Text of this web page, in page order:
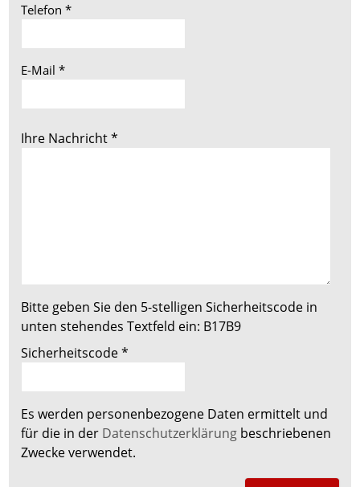
Telefon*
E-Mail*
Ihre Nachricht*
Bitte geben Sie den 5-stelligen Sicherheitscode in
unten stehendes Textfeld ein: B17B9
Sicherheitscode*
Es werden personenbezogene Daten ermittelt und
für die in der Datenschutzerklärung beschriebenen
Zwecke verwendet.